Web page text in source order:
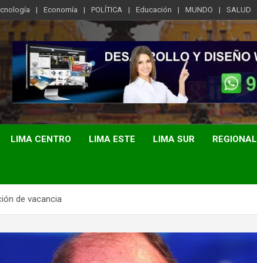
Economía POLÍTICA Educación MUNDO SALUD
LIMA CENTRO LIMA ESTE LIMA SUR REGIONAL
de vacancia